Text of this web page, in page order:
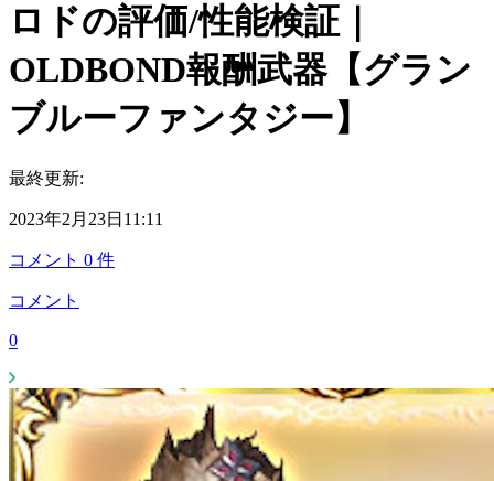
ロドの評価/性能検証｜
OLDBOND報酬武器【グラン
ブルーファンタジー】
最終更新:
2023年2月23日11:11
コメント 0 件
コメント
0